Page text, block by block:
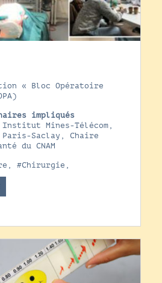
« Bloc Opératoire
impliqués
Mines-Télécom,
Saclay, Chaire
du CNAM
, #Chirurgie ,